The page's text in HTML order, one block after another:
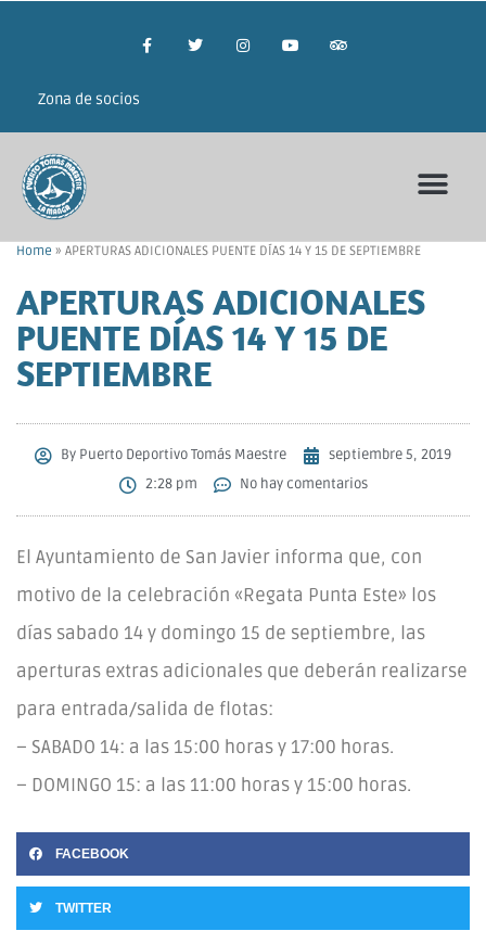
Zona de socios
Home » APERTURAS ADICIONALES PUENTE DÍAS 14 Y 15 DE SEPTIEMBRE
APERTURAS ADICIONALES
PUENTE DÍAS 14 Y 15 DE
SEPTIEMBRE
By Puerto Deportivo Tomás Maestre
septiembre 5, 2019
2:28 pm
No hay comentarios
El Ayuntamiento de San Javier informa que, con
motivo de la celebración «Regata Punta Este» los
días sabado 14 y domingo 15 de septiembre, las
aperturas extras adicionales que deberán realizarse
para entrada/salida de flotas:
– SABADO 14: a las 15:00 horas y 17:00 horas.
– DOMINGO 15: a las 11:00 horas y 15:00 horas.
FACEBOOK
TWITTER